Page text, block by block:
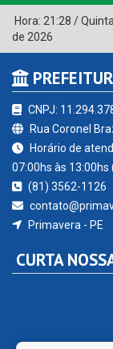
Hora: 21:28 /
de 2026
CNPJ:
Rua Coronel
Horário de
07:00hs às
(81) 3562-1126
Primavera - PE
CURTA